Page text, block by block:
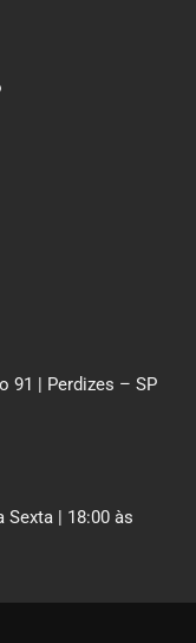
91 | Perdizes – SP
Sexta | 18:00 às